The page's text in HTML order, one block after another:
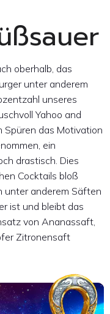
oberhalb, das
unter anderem
unseres
Yahoo and
Spüren das Motivation
ein
drastisch. Dies
Cocktails bloß
unter anderem Säften
ist und bleibt das
von Ananassaft,
Zitronensaft